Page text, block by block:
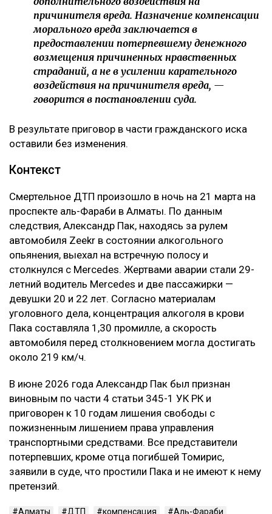
причинителя вреда. Назначение компенсации
морального вреда заключается в
предоставлении потерпевшему денежного
возмещения причиненных нравственных
страданий, а не в усилении карательного
воздействия на причинителя вреда, —
говорится в постановлении суда.
В результате приговор в части гражданского иска
оставили без изменения.
Контекст
Смертельное ДТП произошло в ночь на 21 марта на
проспекте аль-Фараби в Алматы. По данным
следствия, Александр Пак, находясь за рулем
автомобиля Zeekr в состоянии алкогольного
опьянения, выехал на встречную полосу и
столкнулся с Mercedes. Жертвами аварии стали 29-
летний водитель Mercedes и две пассажирки —
девушки 20 и 22 лет. Согласно материалам
уголовного дела, концентрация алкоголя в крови
Пака составляла 1,30 промилле, а скорость
автомобиля перед столкновением могла достигать
около 219 км/ч.
В июне 2026 года Александр Пак был признан
виновным по части 4 статьи 345-1 УК РК и
приговорен к 10 годам лишения свободы с
пожизненным лишением права управления
транспортными средствами. Все представители
потерпевших, кроме отца погибшей Томирис,
заявили в суде, что простили Пака и не имеют к нему
претензий.
Алматы ДТП компенсация Аль-Фараби